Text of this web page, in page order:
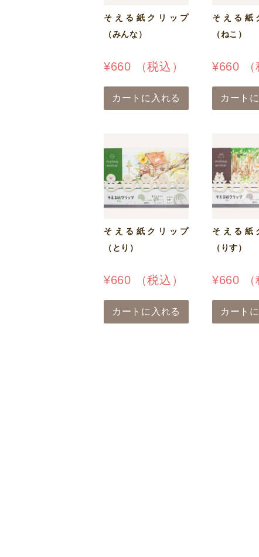
そえる紙クリップ
（みんな）
¥660 （税込）
カートに入れる
そえる紙
（ねこ）
¥660
カート
そえる紙クリップ
（とり）
¥660 （税込）
カートに入れる
そえる紙
（りす）
¥660
カート